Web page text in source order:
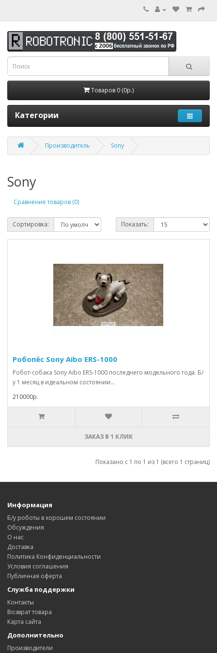
Товаров 0 (0р.)
Категории
Производитель Sony
Sony
Сравнение товаров (0)
Сортировка: Показать:
Робопёс Sony Aibo ERS-1000
Робот-собака Sony Aibo ERS-1000 последнего модельного года. Б/
у 1 месяц в идеальном состоянии...
210000р.
ЗАКАЗ В 1 КЛИК
Показано с 1 по 1 из 1 (всего 1 страниц)
Информация
Б/у роботы в хорошем состоянии
Обсуждения
О нас
Доставка
Политика Конфиденциальности
Условия соглашения
Публичная оферта
Служба поддержки
Контакты
Возврат товара
Карта сайта
Дополнительно
Производители